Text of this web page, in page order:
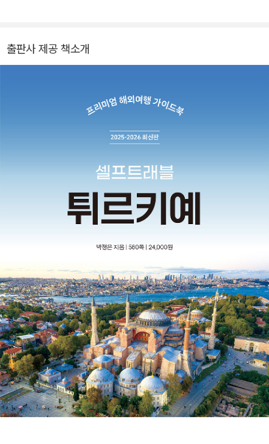
프트래블』 『프라하 셀프트래블』 『크로아티아 셀프트래블』 『그리스
석 유럽 탐험』 『왜 유명한 거야, 이 도시?』 『우주가 내게 온다』 『나의
출판사 제공 책소개